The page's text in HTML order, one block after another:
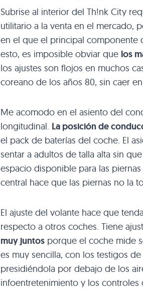
Subrise al interior del Th!nk City
utilitario a la venta en el mercado,
en el que el principal componente
esto, es imposible obviar que los
los ajustes son flojos en muchos
coreano de los años 80, sin caer
Me acomodo en el asiento del
longitudinal. La posición de
el pack de baterías del coche. El
sentar a adultos de talla alta sin
espacio disponible para las
central hace que las piernas no la
El ajuste del volante hace que
respecto a otros coches. Tiene
muy juntos porque el coche mide
es muy sencilla, con los testigos
presidiéndola por debajo de los
infoentretenimiento y los controles